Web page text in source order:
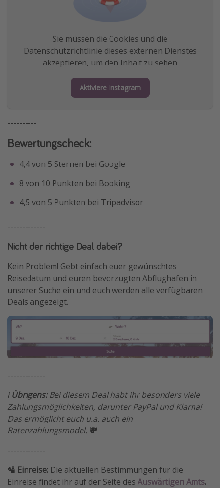
Sie müssen die Cookies und die
Datenschutzrichtlinie dieses externen Dienstes
akzeptieren, um den Inhalt zu sehen
Aktiviere Instagram
----------
Bewertungscheck:
4,4 von 5 Sternen bei Google
8 von 10 Punkten bei Booking
4,5 von 5 Punkten bei Tripadvisor
-------------
Nicht der richtige Deal dabei?
Kein Problem! Gebt einfach euer gewünschtes
Reisedatum und euren bevorzugten Abflughafen in
unserer Suche ein und euch werden alle verfügbaren
Deals angezeigt.
-------------
ℹ️Übrigens:Bei diesem Deal habt ihr besonders viele
Zahlungsmöglichkeiten, darunter PayPal und Klarna!
Das ermöglicht euch u.a. auch ein
Ratenzahlungsmodel. 💸
-------------
🛂 Einreise: Die aktuellen Bestimmungen für die
Einreise findet ihr auf der Seite des Auswärtigen Amts.